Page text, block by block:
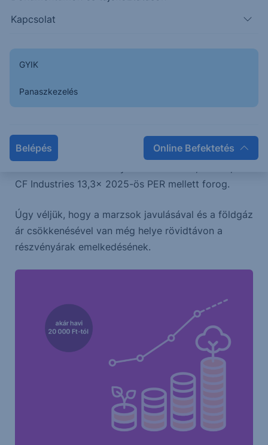
Kapcsolat
GYIK
Panaszkezelés
Belépés Online Befektetés
A műtrágya egyik legfőbb alapanyaga a földgáz
műtrágyák marzsainak javulásában szerepet kap az
A Mosaic ma (május 7.) jelent, a piac 44,8 dollárcent
előző negyedévnek (45,0 dollárcent).
CF Industries 13,3x 2025-ös PER mellett forog.
Úgy véljük, hogy a marzsok javulásával és a földgáz
ár csökkenésével van még helye rövidtávon a
részvényárak emelkedésének.